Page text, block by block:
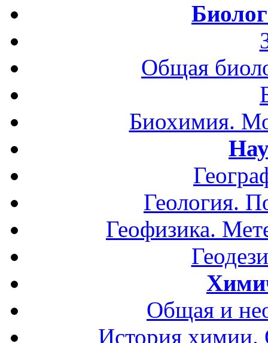
Общая
Биохимия.
Геология.
Геофизика.
Общая и
История